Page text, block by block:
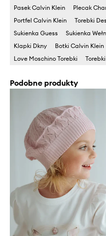
Pasek Calvin Klein Plecak
Portfel Calvin Klein
Torebki
Sukienka Guess
Sukienka
Klapki Dkny
Botki Calvin Klein
Love Moschino Torebki
Podobne produkty